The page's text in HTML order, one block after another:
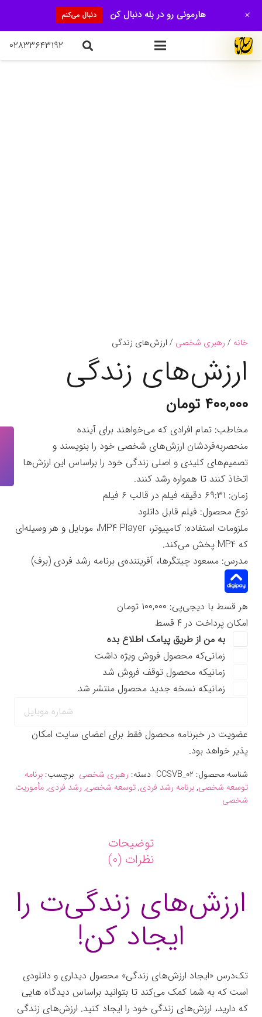
۰۲۸۳۳۶۴۳۱۹۲
خانه / رهبری شخصی / ارزش‌های زندگی
ارزش‌های زندگی
۴۰۰,۰۰۰ تومان
مخاطب: تمام افرادی که می‌خواهند برای آینده
منحصربه‌فردشان ارزش‌های شخصی خود را بنویسند و
تصمیم‌های کلیدی و اصلی زندگی خود را براساس این ارزش‌ها
اتخاذ کنند تا همواره رشد کنند.
زمان: ۶۹:۳۱ دقیقه فیلم در قالب ۶ فیلم
نوع محصول: فیلم قابل دانلود
ملزومات استفاده: کامپیوتر، MP4 Player، موبایل و هر وسیله‌ای
که MP4 پخش می‌کند.
مدرس: مسعود چیتگرها، آفریننده‌ی برنامه رشد فردی (برف)
هر قسط با دیجی‌پی: ۱۰۰,۰۰۰ تومان
امکان پرداخت در 4 قسط
به من از طریق پیامک اطلاع بده
زمانی‌که محصول فروش ویژه داشت
زمانیکه محصول توقف فروش شد
زمانیکه نسخه جدید محصول منتشر شد
عضویت در خبرنامه محصول فقط برای اعضای سایت امکان
پذیر خواهد بود.
شناسه محصول: CCSVB_02 دسته: رهبری شخصی برچسب: برنامه
توسعه شخصی,برنامه رشد فردی,توسعه شخصی, رشد فردی,مأموریت
شخصی
توضیحات
نظرات (0)
ارزش‌های زندگی‌ت را
ایجاد کن!
تک‌درس «ایجاد ارزش‌های زندگی» محصول دیداری و دانلودی
است که به شما کمک می‌کند تا بتوانید براساس دیدگاه هایی
که دارید، ارزش‌های زندگی خود را ایجاد کنید. ارزش‌های زندگی
هارمونی رو در بله دنبال کن دنبال می‌کنم +